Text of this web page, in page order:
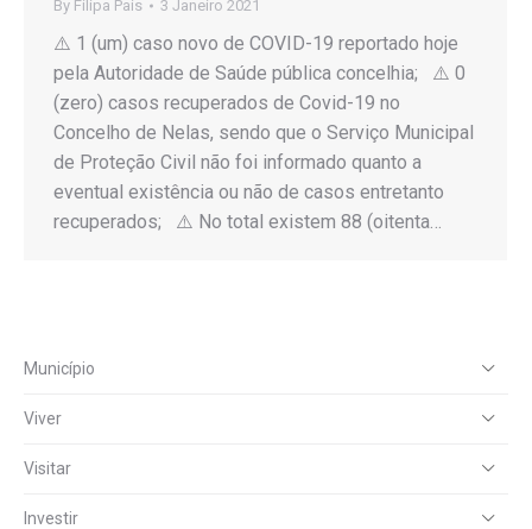
By Filipa Pais 3 Janeiro 2021
⚠️ 1 (um) caso novo de COVID-19 reportado hoje
pela Autoridade de Saúde pública concelhia; ⚠️ 0
(zero) casos recuperados de Covid-19 no
Concelho de Nelas, sendo que o Serviço Municipal
de Proteção Civil não foi informado quanto a
eventual existência ou não de casos entretanto
recuperados; ⚠️ No total existem 88 (oitenta…
Município
Viver
Visitar
Investir